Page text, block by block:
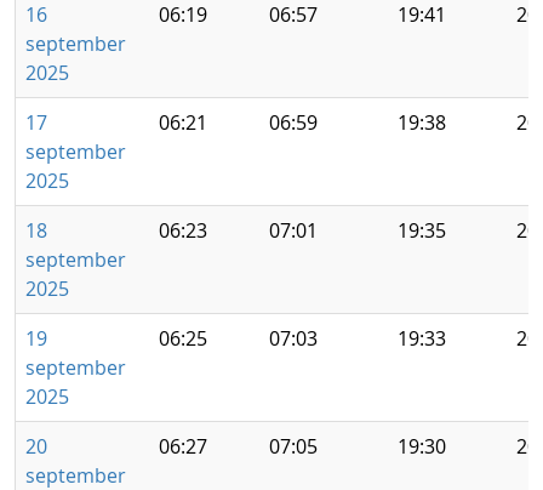
16
september
2025
06:19 06:57 19:41
17
september
2025
06:21 06:59 19:38
18
september
2025
06:23 07:01 19:35
19
september
2025
06:25 07:03 19:33
20
september
06:27 07:05 19:30